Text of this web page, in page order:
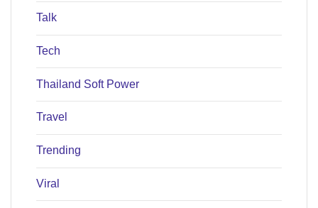
Talk
Tech
Thailand Soft Power
Travel
Trending
Viral